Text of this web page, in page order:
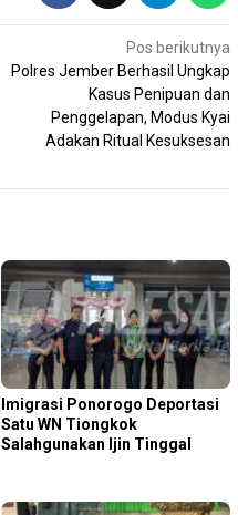
Pos berikutnya
Polres Jember Berhasil Ungkap
Kasus Penipuan dan
Penggelapan, Modus Kyai
Adakan Ritual Kesuksesan
Imigrasi Ponorogo Deportasi
Satu WN Tiongkok
Salahgunakan Ijin Tinggal